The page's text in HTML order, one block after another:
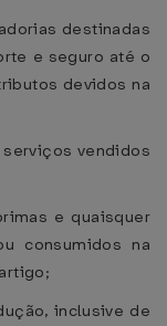
destinadas
e seguro até o
devidos na
vendidos
e quaisquer
consumidos na
inclusive de